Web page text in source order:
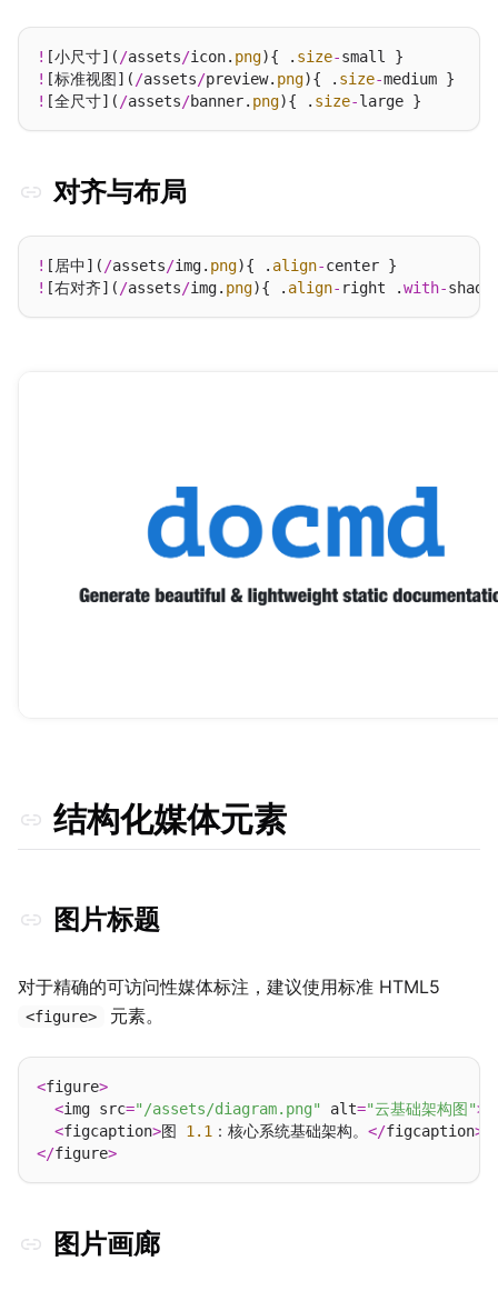
! [小尺寸]( /assets/icon. png){ . size-
! [标准视图]( /assets/preview. png){ . size-
! [全尺寸]( /assets/banner. png){ . size-
对齐与布局
! [居中]( /assets/img. png){ . align-
! [右对齐]( /assets/img. png){ . align- right .with-
结构化媒体元素
图片标题
对于精确的可访问性媒体标注，建议使用标准 HTML5
<figure> 元素。
<figure>
<img src="/assets/diagram.png" alt="云基础架构图">
<figcaption>图 1.1 ：核心系统基础架构。 </figcaption>
</figure>
图片画廊